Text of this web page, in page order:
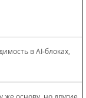
в AI‐блоках,